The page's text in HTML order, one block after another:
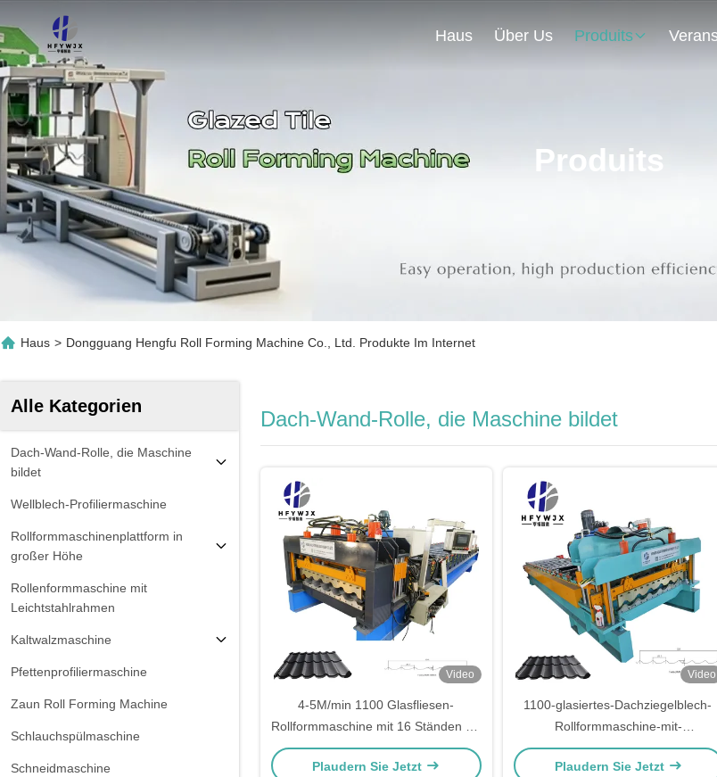
Haus Über Us Produits
Produits
Haus > Dongguang Hengfu Roll Forming Machine Co., Ltd. Produkte Im Internet
Alle Kategorien
Dach-Wand-Rolle, die Maschine
bildet
Wellblech-Profiliermaschine
Rollformmaschinenplattform in
großer Höhe
Rollenformmaschine mit
Leichtstahlrahmen
Kaltwalzmaschine
Pfettenprofiliermaschine
Zaun Roll Forming Machine
Schlauchspülmaschine
Schneidmaschine
Dach-Wand-Rolle, die Maschine bildet
Video
4-5M/min 1100 Glasfliesen-
Rollformmaschine mit 16 Ständen für
die Produktion von stabilen
Dachplatten
Plaudern Sie Jetzt
Video
1100-glasiertes-Dachziegelblech-
Rollformmaschine-mit-
hydraulischem-Schneidesystem-16-
Ständer
Plaudern Sie Jetzt